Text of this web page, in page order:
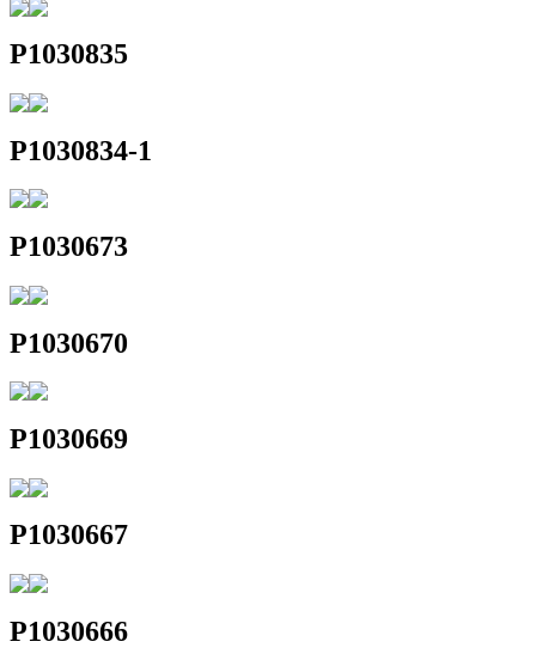
P1030835
P1030834-1
P1030673
P1030670
P1030669
P1030667
P1030666